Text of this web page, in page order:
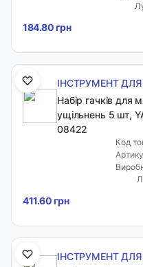
184.80 грн
ІНСТРУМЕНТ
Набір гачків
ущільнень 5 шт,
08422
Код
411.60 грн
ІНСТРУМЕНТ